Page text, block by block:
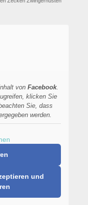
von Facebook.
klicken Sie
Sie, dass
werden.
und